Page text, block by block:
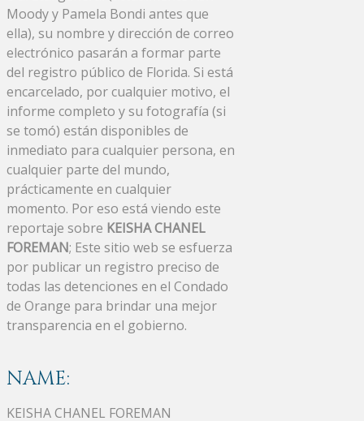
Moody y Pamela Bondi antes que
ella), su nombre y dirección de correo
electrónico pasarán a formar parte
del registro público de Florida. Si está
encarcelado, por cualquier motivo, el
informe completo y su fotografía (si
se tomó) están disponibles de
inmediato para cualquier persona, en
cualquier parte del mundo,
prácticamente en cualquier
momento. Por eso está viendo este
reportaje sobre KEISHA CHANEL
FOREMAN; Este sitio web se esfuerza
por publicar un registro preciso de
todas las detenciones en el Condado
de Orange para brindar una mejor
transparencia en el gobierno.
NAME:
KEISHA CHANEL FOREMAN